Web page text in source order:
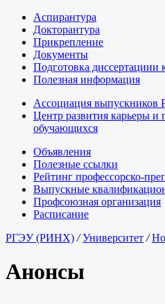
Аспирантура
Докторантура
Прикрепление
Документы
Подготовка диссертациии
Полезная информация
Ассоциация
Центр развития карьеры и
обучающихся
Объявления
Полезные ссылки
Рейтинг профессорско-
Выпускные
Профсоюзная организация
Расписание
РГЭУ (РИНХ) /Университет /
Анонсы